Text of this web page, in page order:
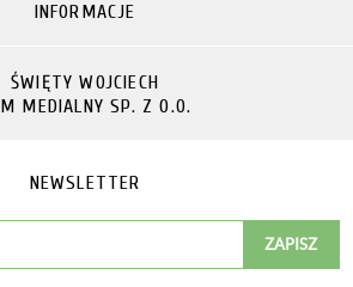
INFORMACJE
ŚWIĘTY WOJCIECH
MEDIALNY SP. Z O.O.
NEWSLETTER